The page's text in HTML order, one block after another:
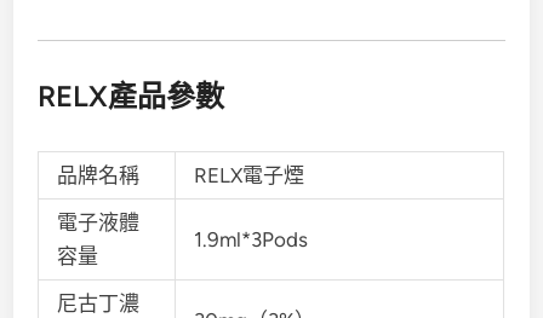
RELX產品參數
品牌名稱
RELX電子煙
電子液體
容量
1.9ml*3Pods
尼古丁濃